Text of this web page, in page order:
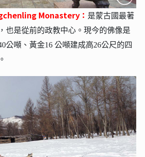
Monastery： 是蒙古國最著
也是從前的政教中心。現今的佛像是
公噸、黃金16 公噸建成高26公尺的四